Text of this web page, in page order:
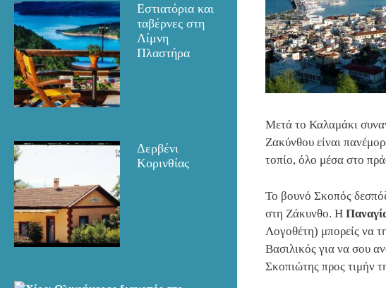
Μετά το Καλαμάκι
Ζακύνθου είναι
τοπίο, όλο μέσα στο
Το βουνό Σκοπός
στη Ζάκυνθο. Η
Λογοθέτη) μπορείς να
Βασιλικός για να σου
Σκοπιώτης προς τιμήν
Εστιατόρια και
ταβέρνες στη
Λίμνη
Πλαστήρα
Δερβένι
Κορινθίας